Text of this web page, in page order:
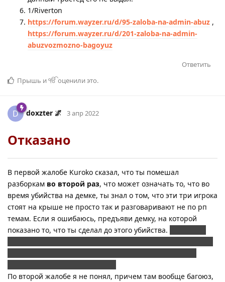
1/Riverton
https://forum.wayzer.ru/d/95-zaloba-na-admin-abuz ,
https://forum.wayzer.ru/d/201-zaloba-na-admin-
abuzvozmozno-bagoyuz
Ответить
Прышь иੴоценили это.
D doxzter 🌌 3 апр 2022
Отказано
В первой жалобе Kuroko сказал, что ты помешал
разборкам во второй раз, что может означать то, что во
время убийства на демке, ты знал о том, что эти три игрока
стоят на крыше не просто так и разговаривают не по рп
темам. Если я ошибаюсь, предъяви демку, на которой
показано то, что ты сделал до этого убийства.
По второй жалобе я не понял, причем там вообще багоюз,